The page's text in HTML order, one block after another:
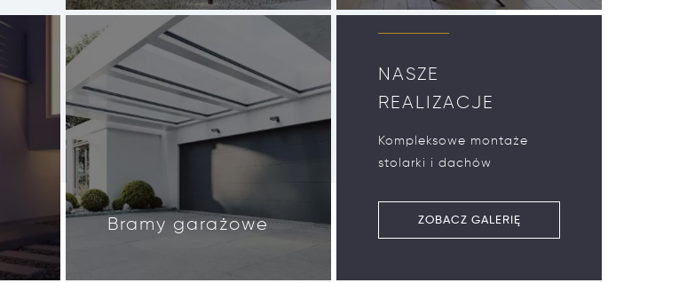
Bramy garażowe
NASZE
REALIZACJE
Kompleksowe montaże
stolarki i dachów
ZOBACZ GALERIĘ